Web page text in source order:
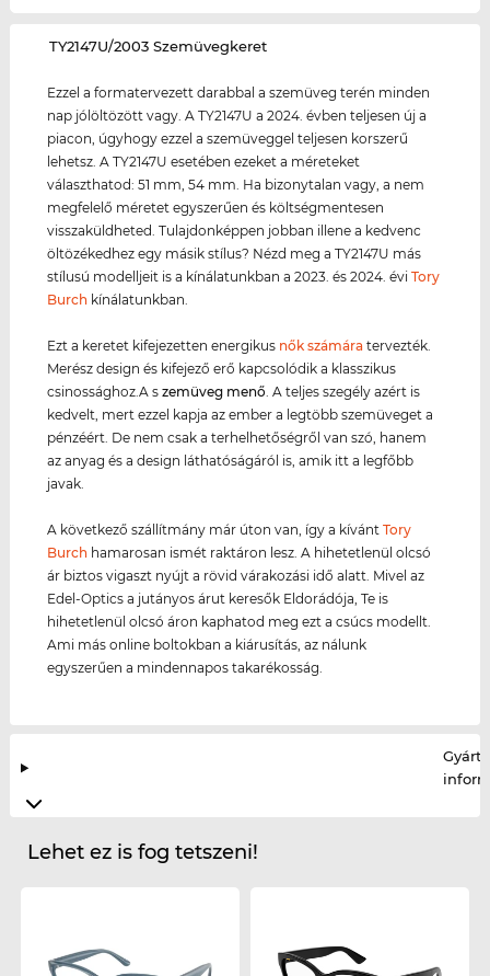
‌TY2147U/2003 Szemüvegkeret
Ezzel a formatervezett darabbal a szemüveg terén minden
nap jólöltözött vagy. A TY2147U a 2024. évben teljesen új a
piacon, úgyhogy ezzel a szemüveggel teljesen korszerű
lehetsz. A TY2147U esetében ezeket a méreteket
választhatod: 51 mm, 54 mm. Ha bizonytalan vagy, a nem
megfelelő méretet egyszerűen és költségmentesen
visszaküldheted. Tulajdonképpen jobban illene a kedvenc
öltözékedhez egy másik stílus? Nézd meg a TY2147U más
stílusú modelljeit is a kínálatunkban a 2023. és 2024. éviTory
Burch kínálatunkban.
Ezt a keretet kifejezetten energikus nők számára tervezték.
Merész design és kifejező erő kapcsolódik a klasszikus
csinossághoz.A szemüveg menő. A teljes szegély azért is
kedvelt, mert ezzel kapja az ember a legtöbb szemüveget a
pénzéért. De nem csak a terhelhetőségről van szó, hanem
az anyag és a design láthatóságáról is, amik itt a legfőbb
javak.
A következő szállítmány már úton van, így a kívántTory
Burch hamarosan ismét raktáron lesz. A hihetetlenül olcsó
ár biztos vigaszt nyújt a rövid várakozási idő alatt. Mivel az
Edel-Optics a jutányos árut keresők Eldorádója, Te is
hihetetlenül olcsó áron kaphatod meg ezt a csúcs modellt.
Ami más online boltokban a kiárusítás, az nálunk
egyszerűen a mindennapos takarékosság.
Lehet ez is fog tetszeni!